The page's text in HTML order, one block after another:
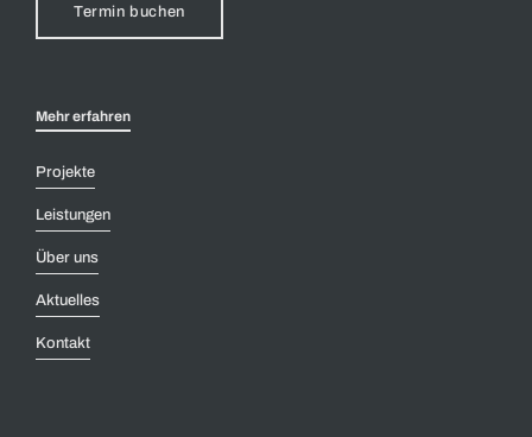
Termin buchen
Mehr erfahren
Projekte
Leistungen
Über uns
Aktuelles
Kontakt